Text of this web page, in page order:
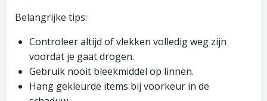
Belangrijke tips:
Controleer altijd of vlekken volledig weg zijn
voordat je gaat drogen.
Gebruik nooit bleekmiddel op linnen.
Hang gekleurde items bij voorkeur in de